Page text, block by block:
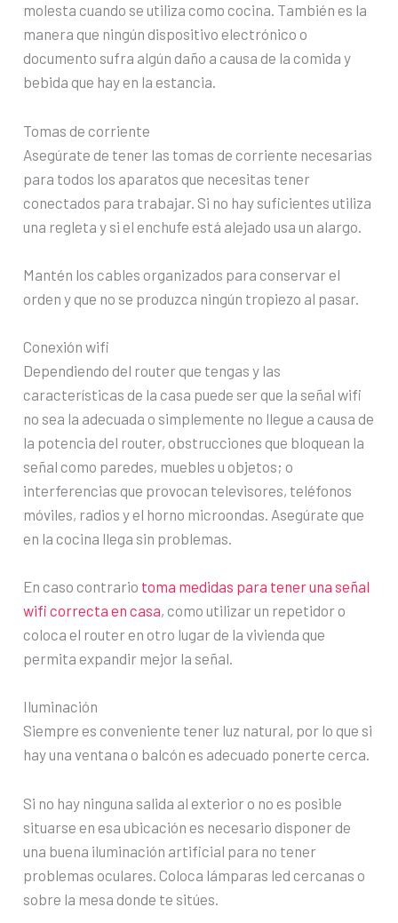
molesta cuando se utiliza como cocina. También es la
manera que ningún dispositivo electrónico o
documento sufra algún daño a causa de la comida y
bebida que hay en la estancia.
Tomas de corriente
Asegúrate de tener las tomas de corriente necesarias
para todos los aparatos que necesitas tener
conectados para trabajar. Si no hay suficientes utiliza
una regleta y si el enchufe está alejado usa un alargo.
Mantén los cables organizados para conservar el
orden y que no se produzca ningún tropiezo al pasar.
Conexión wifi
Dependiendo del router que tengas y las
características de la casa puede ser que la señal wifi
no sea la adecuada o simplemente no llegue a causa de
la potencia del router, obstrucciones que bloquean la
señal como paredes, muebles u objetos; o
interferencias que provocan televisores, teléfonos
móviles, radios y el horno microondas. Asegúrate que
en la cocina llega sin problemas.
En caso contrario toma medidas para tener una señal
wifi correcta en casa, como utilizar un repetidor o
coloca el router en otro lugar de la vivienda que
permita expandir mejor la señal.
Iluminación
Siempre es conveniente tener luz natural, por lo que si
hay una ventana o balcón es adecuado ponerte cerca.
Si no hay ninguna salida al exterior o no es posible
situarse en esa ubicación es necesario disponer de
una buena iluminación artificial para no tener
problemas oculares. Coloca lámparas led cercanas o
sobre la mesa donde te sitúes.